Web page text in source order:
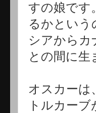
すの娘です
るかという
シアからカ
との間に
オスカーは
トルカー